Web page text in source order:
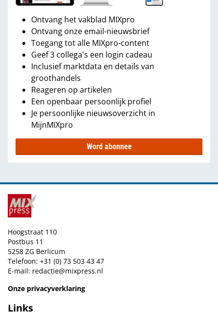
Ontvang het vakblad MIXpro
Ontvang onze email-nieuwsbrief
Toegang tot alle MIXpro-content
Geef 3 collega's een login cadeau
Inclusief marktdata en details van
groothandels
Reageren op artikelen
Een openbaar persoonlijk profiel
Je persoonlijke nieuwsoverzicht in
MijnMIXpro
Word abonnee
Hoogstraat 110
Postbus 11
5258 ZG Berlicum
Telefoon: +31 (0) 73 503 43 47
E-mail: redactie@mixpress.nl
Onze privacyverklaring
Links